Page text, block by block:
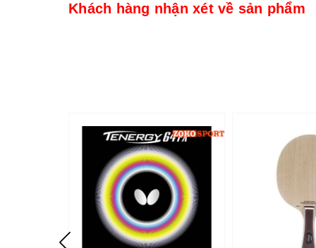
Khách hàng nhận xét về sản phẩm